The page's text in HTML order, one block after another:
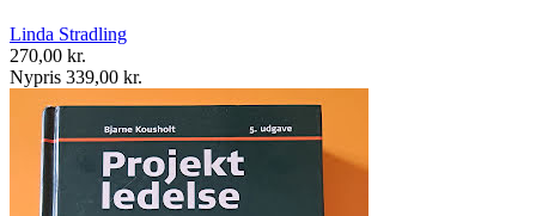
Linda Stradling
270,00 kr.
Nypris 339,00 kr.